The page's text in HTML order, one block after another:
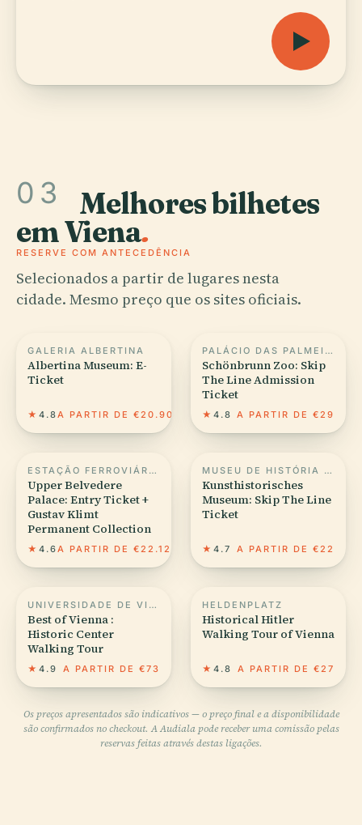
03 Melhores bilhetes
em Viena.
RESERVE COM ANTECEDÊNCIA
Selecionados a partir de lugares nesta
cidade. Mesmo preço que os sites oficiais.
GALERIA ALBERTINA
Albertina Museum: E-
Ticket
★ 4.8A PARTIR DE €20.90
PALÁCIO DAS PALMEIRAS DE SCHÖNBRUNN
Schönbrunn Zoo: Skip
The Line Admission
Ticket
★ 4.8 A PARTIR DE €29
ESTAÇÃO FERROVIÁRIA WIEN QUARTIER BELVEDERE
Upper Belvedere
Palace: Entry Ticket +
Gustav Klimt
Permanent Collection
★ 4.6A PARTIR DE €22.12
MUSEU DE HISTÓRIA DA ARTE EM VIENA
Kunsthistorisches
Museum: Skip The Line
Ticket
★ 4.7 A PARTIR DE €22
UNIVERSIDADE DE VIENA
Best of Vienna :
Historic Center
Walking Tour
★ 4.9 A PARTIR DE €73
HELDENPLATZ
Historical Hitler
Walking Tour of Vienna
★ 4.8 A PARTIR DE €27
Os preços apresentados são indicativos — o preço final e a disponibilidade
são confirmados no checkout. A Audiala pode receber uma comissão pelas
reservas feitas através destas ligações.